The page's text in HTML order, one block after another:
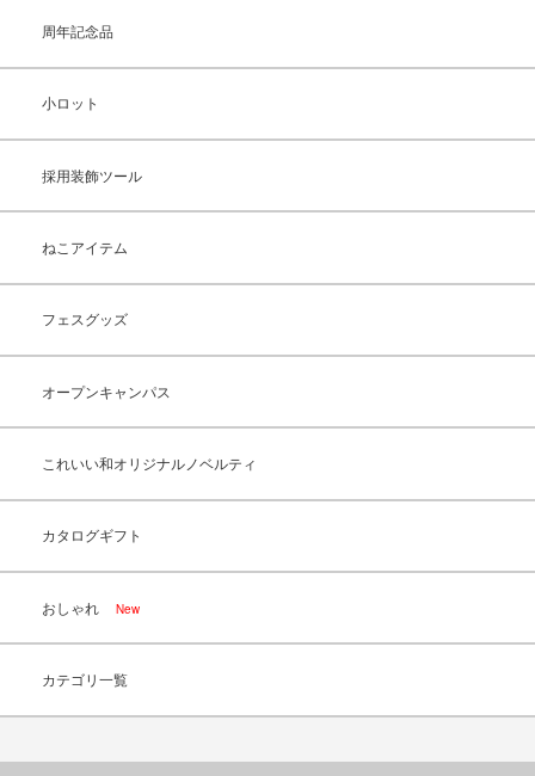
周年記念品
小ロット
採用装飾ツール
ねこアイテム
フェスグッズ
オープンキャンパス
これいい和オリジナルノベルティ
カタログギフト
おしゃれ New
カテゴリ一覧